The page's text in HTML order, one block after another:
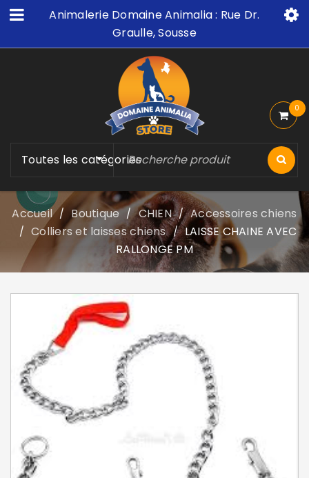
Animalerie Domaine Animalia : Rue Dr.
Graulle, Sousse
Toutes les catégories
0
Accueil / Boutique / CHIEN / Accessoires chiens
/ Colliers et laisses chiens / LAISSE CHAINE AVEC
RALLONGE PM